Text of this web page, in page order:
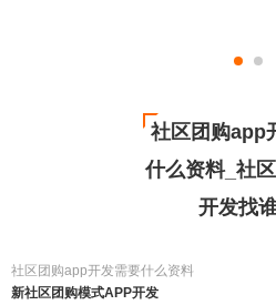
社区团购app
什么资料_社
开发找
社区团购app开发需要什么资料
新社区团购模式APP开发